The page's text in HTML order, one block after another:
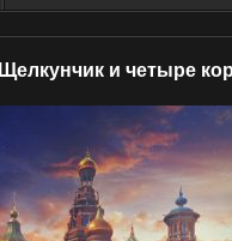
Щелкунчик и четыре